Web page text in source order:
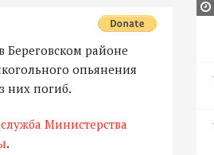
Береговском районе
опьянения
них погиб.
Министерства
.